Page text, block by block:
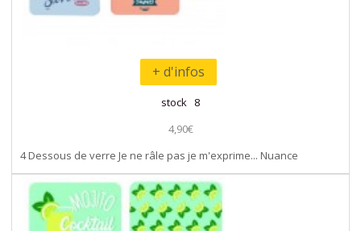
+ d'infos
stock 8
4,90€
4 Dessous de verre Je ne râle pas je m'exprime... Nuance